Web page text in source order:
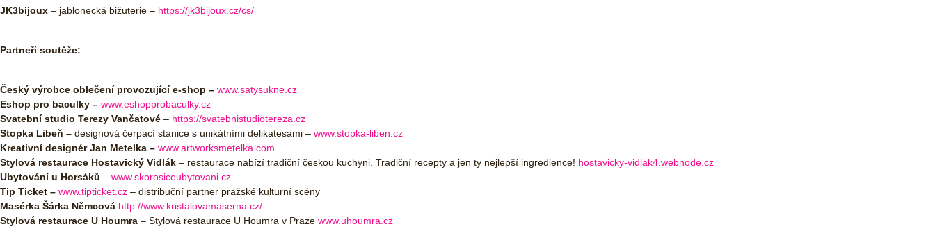
JK3bijoux – jablonecká bižuterie – https://jk3bijoux.cz/cs/
Partneři soutěže:
Český výrobce oblečení provozující e-shop – www.satysukne.cz
Eshop pro baculky – www.eshopprobaculky.cz
Svatební studio Terezy Vančatové – https://svatebnistudiotereza.cz
Stopka Libeň – designová čerpací stanice s unikátními delikatesami – www.stopka-liben.cz
Kreativní designér Jan Metelka – www.artworksmetelka.com
Stylová restaurace Hostavický Vidlák – restaurace nabízí tradiční českou kuchyni. Tradiční recepty a jen ty nejlepší ingredience! hostavicky-vidlak4.webnode.cz
Ubytování u Horsáků – www.skorosiceubytovani.cz
Tip Ticket – www.tipticket.cz – distribuční partner pražské kulturní scény
Masérka Šárka Němcová http://www.kristalovamaserna.cz/
Stylová restaurace U Houmra – Stylová restaurace U Houmra v Praze www.uhoumra.cz